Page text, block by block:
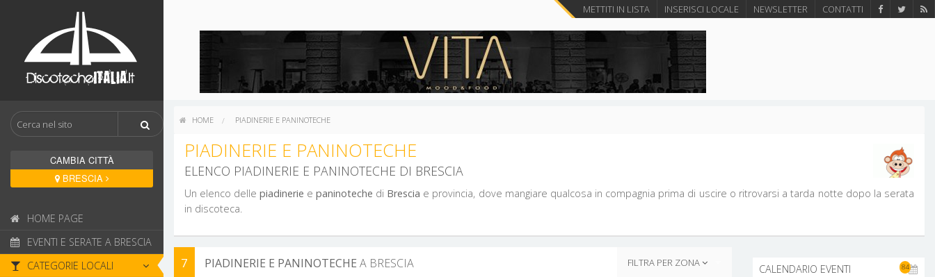
CAMBIA CITTÀ
BRESCIA
HOME PAGE
EVENTI E SERATE A BRESCIA
CATEGORIE LOCALI
METTITI IN LISTA INSERISCI LOCALE NEWSLETTER CONTATTI
HOME PIADINERIE E PANINOTECHE
PIADINERIE E PANINOTECHE
ELENCO PIADINERIE E PANINOTECHE DI BRESCIA
Un elenco delle piadinerie e paninoteche di Brescia e provincia, dove mangiare qualcosa in compagnia prima di uscire o ritrovarsi a tarda notte dopo la serata
in discoteca.
7 PIADINERIE E PANINOTECHE A BRESCIA FILTRA PER ZONA
CALENDARIO EVENTI 84